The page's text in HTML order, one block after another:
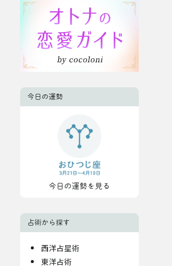
今日の運勢
今日の運勢を見る
占術から探す
西洋占星術
東洋占術